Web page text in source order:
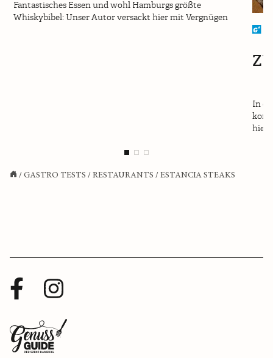
Fantastisches Essen und wohl Hamburgs größte
Whiskybibel: Unser Autor versackt hier mit Vergnügen
In
hier
/ GASTRO TESTS / RESTAURANTS / ESTANCIA STEAKS
Facebook
Profil
Instagram
Zurück
zur